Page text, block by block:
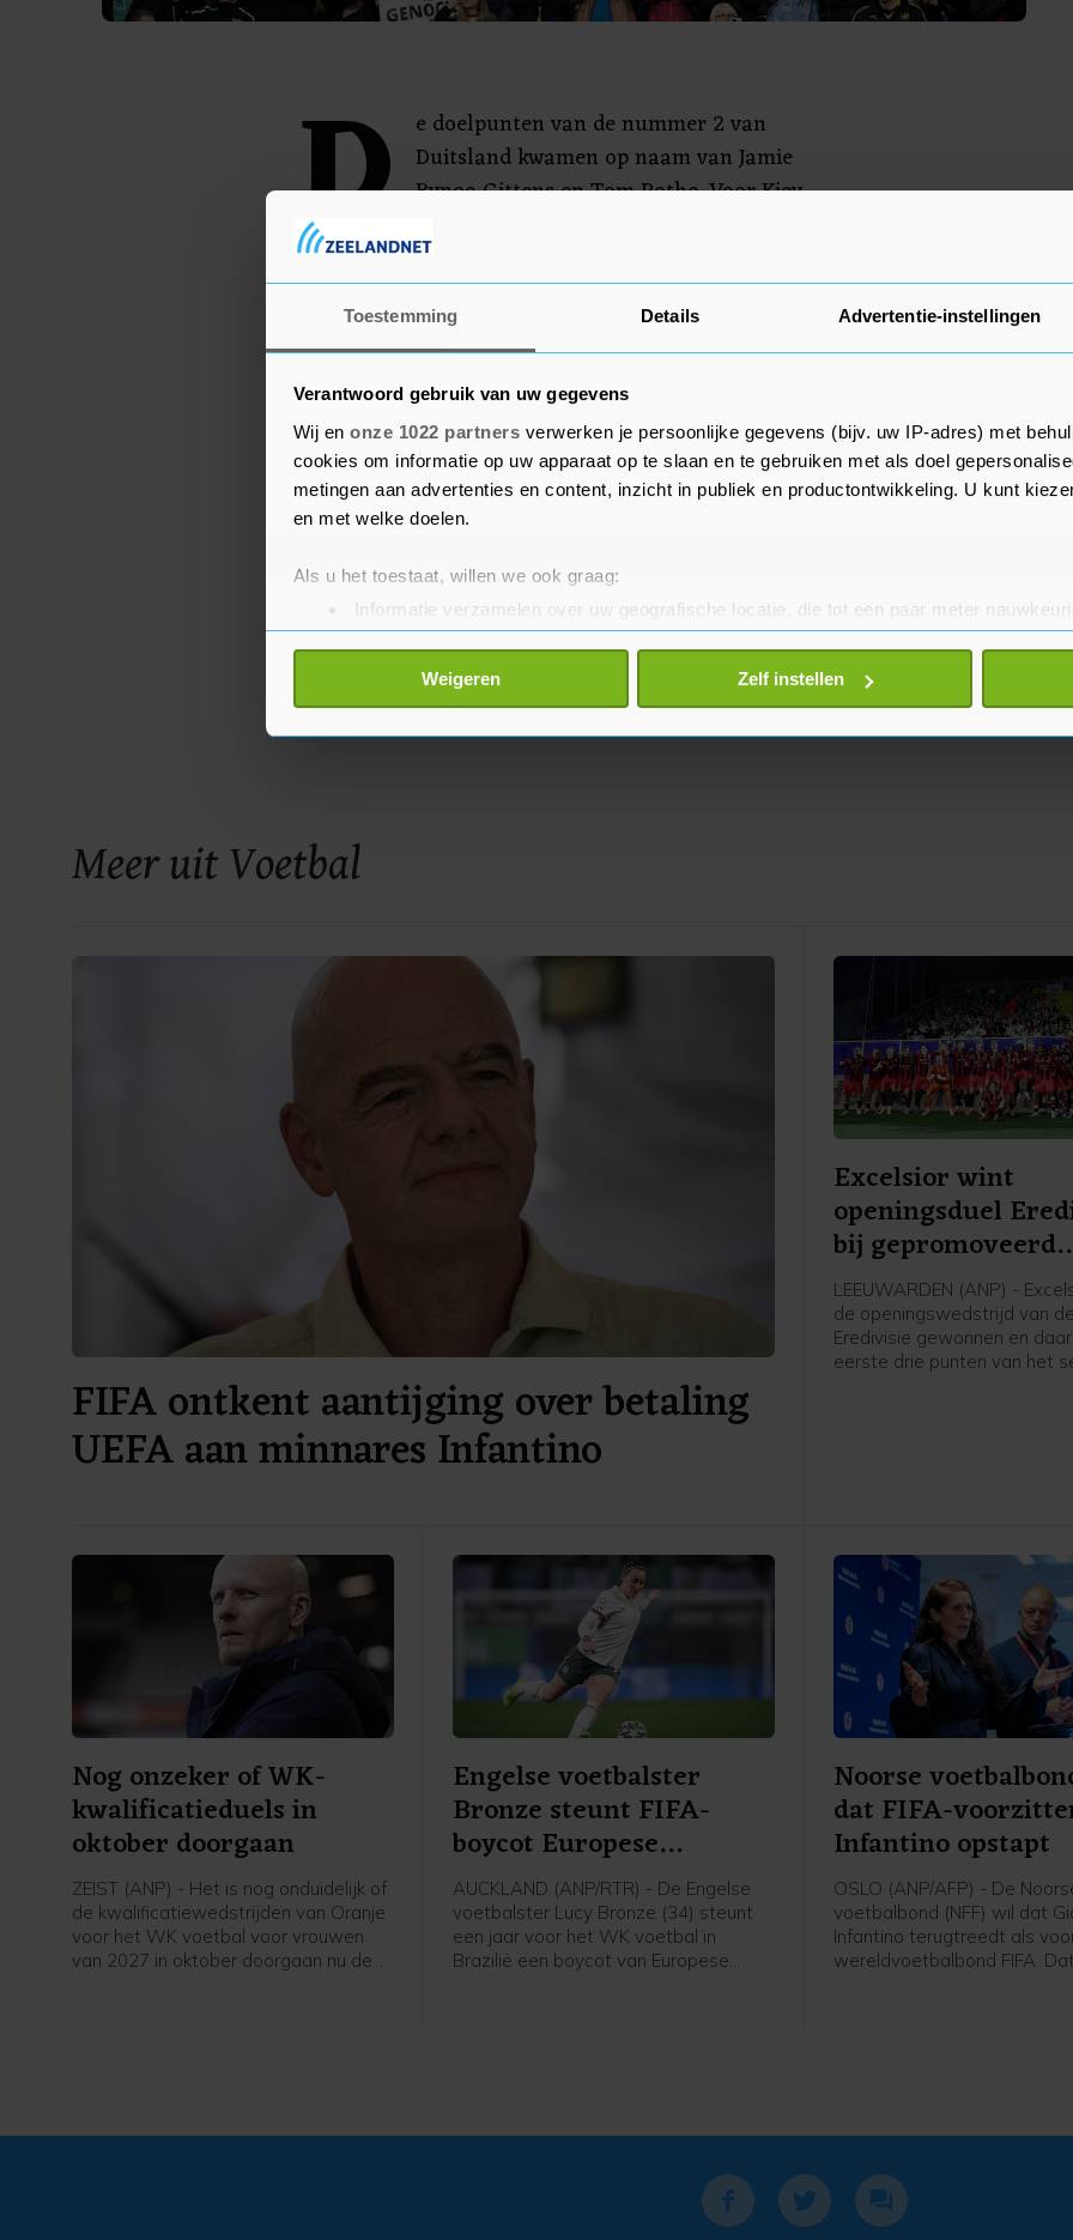
Toestemming Details Advertentie-instellingen
Verantwoord gebruik van uw gegevens
Wij en onze 1022 partners verwerken je persoonlijke gegevens (bijv. uw IP-adres) met
cookies om informatie op uw apparaat op te slaan en te gebruiken met als doel
metingen aan advertenties en content, inzicht in publiek en productontwikkeling. U kunt
en met welke doelen.
Als u het toestaat, willen we ook graag:
Informatie verzamelen over uw geografische locatie, die tot een paar meter
Uw apparaat identificeren door het actief te scannen op specifieke eigenschappen
Lees meer over hoe uw persoonlijke gegevens worden verwerkt en stel uw voorkeuren in het
toestemming op elk moment wijzigen of intrekken in de Cookieverklaring.
Weigeren Zelf instellen
D
e doelpunten van de nummer 2 van
Duitsland kwamen op naam van Jamie
Bynoe-Gittens en Tom Rothe. Voor Kiev
(2). Beide elftallen misten ook nog eens een strafschop.
Meer uit Voetbal
FIFA ontkent aantijging over betaling
UEFA aan minnares Infantino
Excelsior wint
openingsduel
bij gepromoveerd
Cambuur
LEEUWARDEN (ANP) -
de openingswedstrijd van de
Eredivisie gewonnen en
eerste drie punten van het
Nog onzeker of WK-
kwalificatieduels in
oktober doorgaan
ZEIST (ANP) - Het is nog onduidelijk of
de kwalificatiewedstrijden van Oranje
voor het WK voetbal voor vrouwen
van 2027 in oktober doorgaan nu de
Engelse voetbalster
Bronze steunt FIFA-
boycot Europese
speelsters
AUCKLAND (ANP/RTR) - De Engelse
voetbalster Lucy Bronze (34) steunt
een jaar voor het WK voetbal in
Brazilië een boycot van Europese
we sommige competities moeten
boycotten, dan moet dat gebeuren",
aldus Bronze in aanloop van een
Noorse
dat FIFA-
Infantino opstapt
OSLO (ANP/AFP) - De
voetbalbond (NFF) wil dat
Infantino terugtreedt als
wereldvoetbalbond FIFA.